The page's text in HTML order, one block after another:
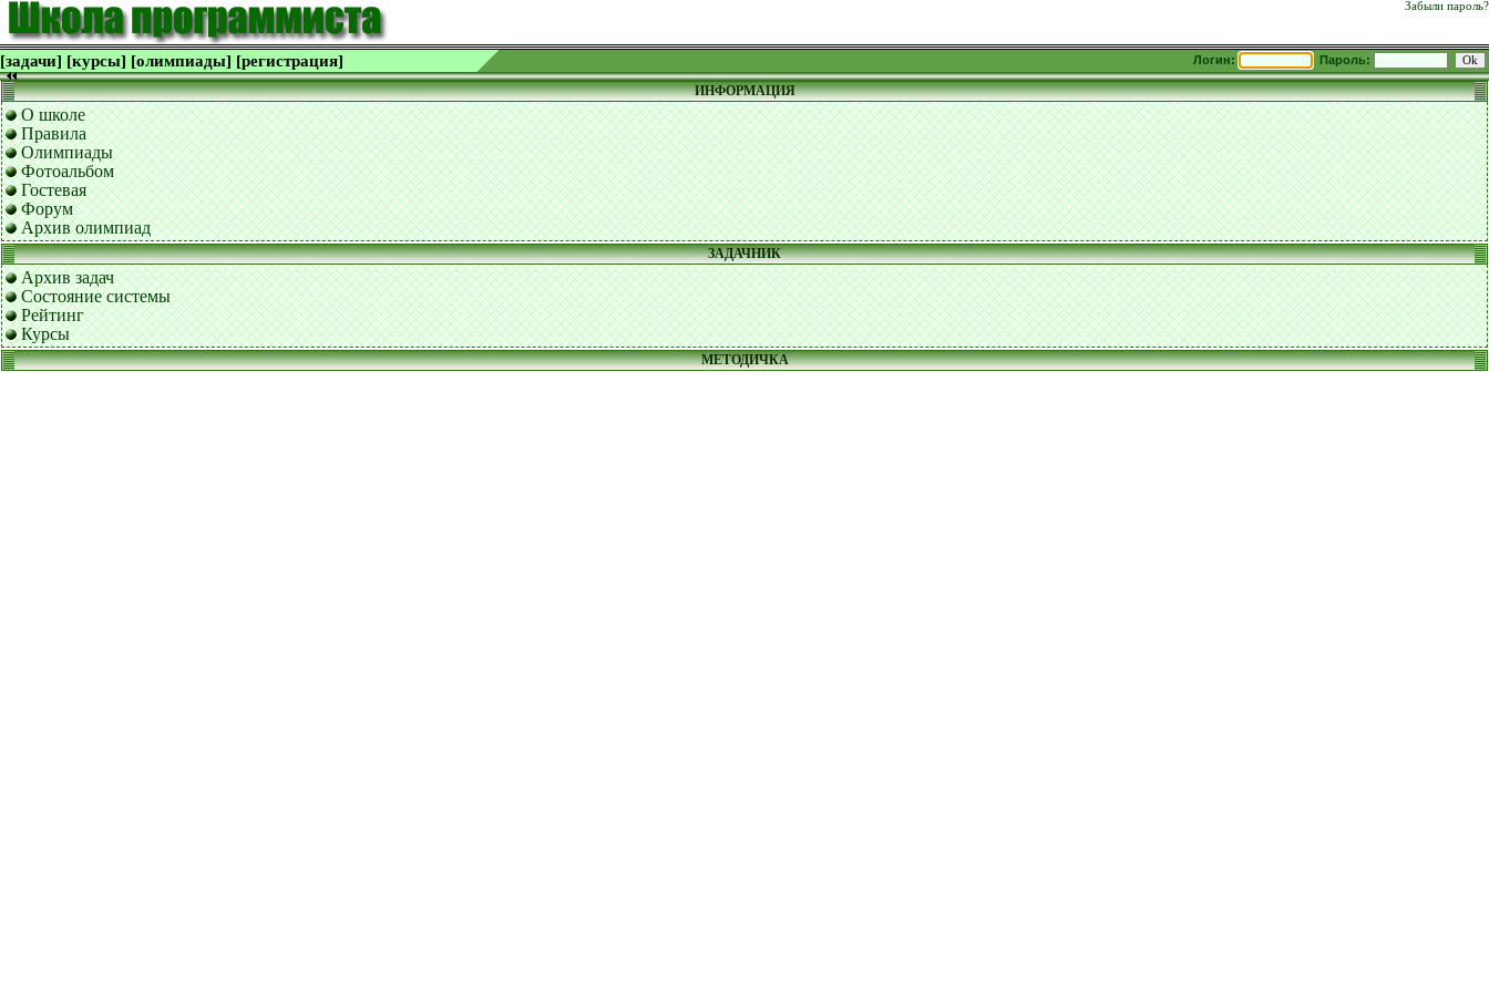
Забыли пароль?
[задачи] [курсы] [олимпиады] [регистрация] Логин: Пароль:
ИНФОРМАЦИЯ
О школе
Правила
Олимпиады
Фотоальбом
Гостевая
Форум
Архив олимпиад
ЗАДАЧНИК
Архив задач
Состояние системы
Рейтинг
Курсы
МЕТОДИЧКА